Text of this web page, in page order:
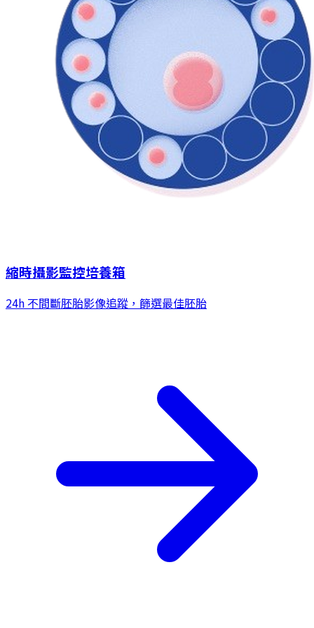
縮時攝影監控培養箱
24h 不間斷胚胎影像追蹤，篩選最佳胚胎